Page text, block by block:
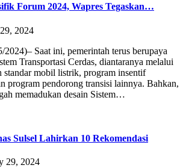
Forum 2024, Wapres Tegaskan…
2024
Saat ini, pemerintah terus berupaya
Transportasi Cerdas, diantaranya melalui
standar mobil listrik, program insentif
program pendorong transisi lainnya. Bahkan,
memadukan desain Sistem…
Sulsel Lahirkan 10 Rekomendasi
29, 2024